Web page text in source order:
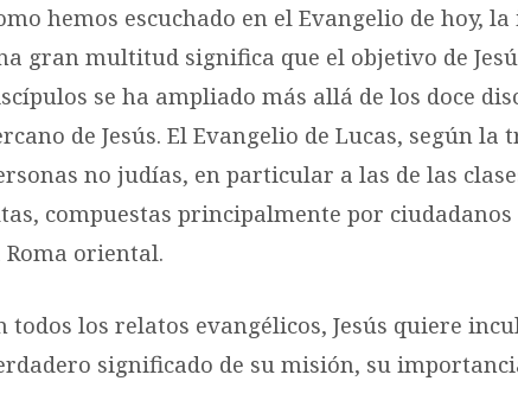
hemos escuchado en el Evangelio de hoy,
gran multitud significa que el objetivo de
se ha ampliado más allá de los doce
de Jesús. El Evangelio de Lucas, según
no judías, en particular a las de las
compuestas principalmente por
Roma oriental.
todos los relatos evangélicos, Jesús quiere
significado de su misión, su